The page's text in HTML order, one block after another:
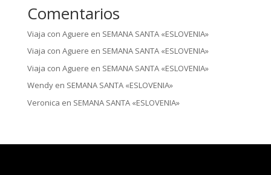
Comentarios
Viaja con Aguere en SEMANA SANTA «ESLOVENIA»
Viaja con Aguere en SEMANA SANTA «ESLOVENIA»
Viaja con Aguere en SEMANA SANTA «ESLOVENIA»
Wendyen SEMANA SANTA «ESLOVENIA»
Veronica en SEMANA SANTA «ESLOVENIA»